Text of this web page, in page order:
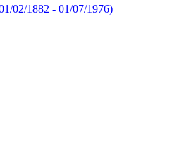
02/1882 - 01/07/1976)